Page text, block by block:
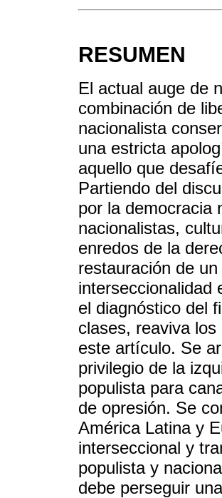
RESUMEN
El actual auge de
combinación de
nacionalista
una estricta
aquello que
Partiendo del
por la democracia
nacionalistas,
enredos de la
restauración de
interseccionalidad
el diagnóstico del
clases, reaviva
este artículo. Se
privilegio de la
populista para
de opresión. Se
América Latina y
interseccional y
populista y
debe perseguir